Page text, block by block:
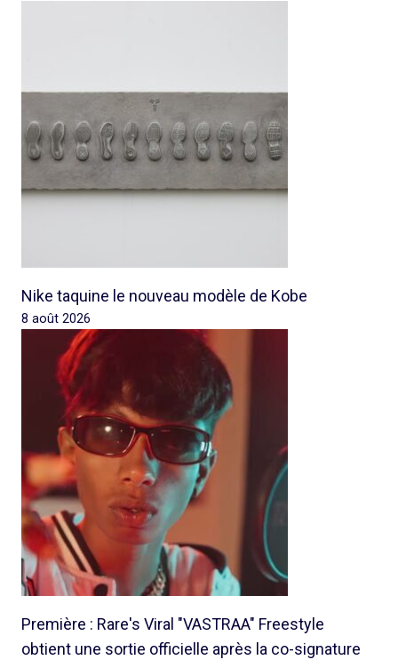
Nike taquine le nouveau modèle de Kobe
8 août 2026
Première : Rare's Viral "VASTRAA" Freestyle
obtient une sortie officielle après la co-signature